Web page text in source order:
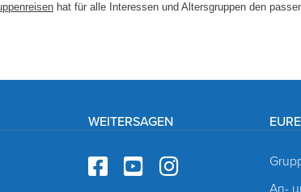
hat für alle Interessen und Altersgruppen den
WEITERSAGEN
Facebook
YouTube
An-